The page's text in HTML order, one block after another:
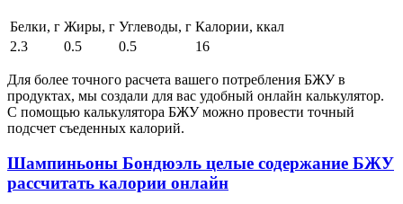
Белки, г Жиры, г Углеводы, г Калории, ккал
2.3
0.5 0.5 16
Для более точного расчета вашего потребления БЖУ в
продуктах, мы создали для вас удобный онлайн калькулятор.
С помощью калькулятора БЖУ можно провести точный
подсчет съеденных калорий.
Шампиньоны Бондюэль целые содержание БЖУ
рассчитать калории онлайн